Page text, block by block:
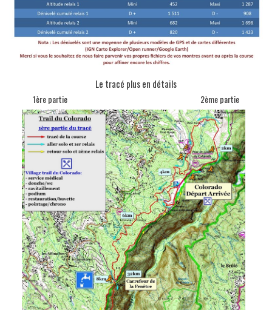
Le tracé plus en détails
1ère partie 2ème partie